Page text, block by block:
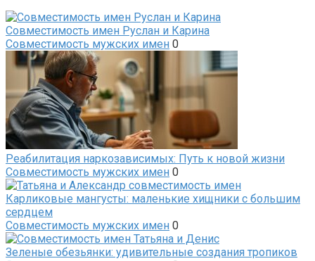
Совместимость имен Руслан и Карина
Совместимость мужских имен 0
Реабилитация наркозависимых: Путь к новой жизни
Совместимость мужских имен 0
Карликовые мангусты: маленькие хищники с большим
сердцем
Совместимость мужских имен 0
Зеленые обезьянки: удивительные создания тропиков